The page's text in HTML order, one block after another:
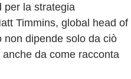
per la strategia
Timmins, global head of
non dipende solo da ciò
da come racconta